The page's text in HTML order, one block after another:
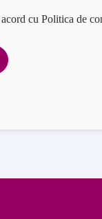
cu Politica de